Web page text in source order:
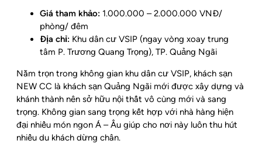
Giá tham khảo: 1.000.000 – 2.000.000 VNĐ/
phòng/ đêm
Địa chỉ: Khu dân cư VSIP (ngay vòng xoay trung
tâm P. Trương Quang Trọng), TP. Quảng Ngãi
Nằm trọn trong không gian khu dân cư VSIP, khách sạn
NEW CC là khách sạn Quảng Ngãi mới được xây dựng và
khánh thành nên sở hữu nội thất vô cùng mới và sang
trọng. Không gian sang trọng kết hợp với nhà hàng hiện
đại nhiều món ngon Á – Âu giúp cho nơi này luôn thu hút
nhiều du khách dừng chân.